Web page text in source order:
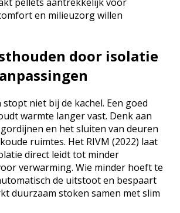
en milieuzorg willen
door isolatie
niet bij de kachel. Een goed
warmte langer vast. Denk aan
en het sluiten van deuren
ruimtes. Het RIVM (2022) laat
direct leidt tot minder
verwarming. Wie minder hoeft te
de uitstoot en bespaart
duurzaam stoken samen met slim